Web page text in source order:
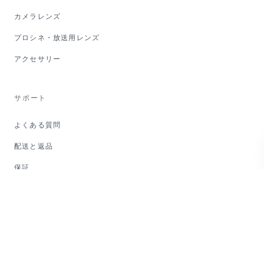
カメラレンズ
プロシネ・放送用レンズ
アクセサリー
サポート
よくある質問
配送と返品
保証